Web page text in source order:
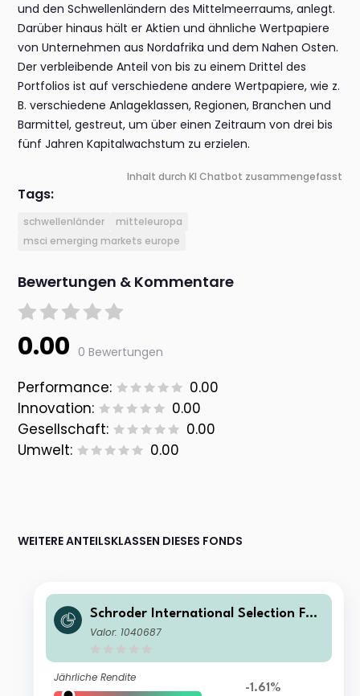
und den Schwellenländern des Mittelmeerraums, anlegt.
Darüber hinaus hält er Aktien und ähnliche Wertpapiere
von Unternehmen aus Nordafrika und dem Nahen Osten.
Der verbleibende Anteil von bis zu einem Drittel des
Portfolios ist auf verschiedene andere Wertpapiere, wie z.
B. verschiedene Anlageklassen, Regionen, Branchen und
Barmittel, gestreut, um über einen Zeitraum von drei bis
fünf Jahren Kapitalwachstum zu erzielen.
Inhalt durch KI Chatbot zusammengefasst
Tags:
schwellenländer
mitteleuropa
msci emerging markets europe
Bewertungen & Kommentare
0.00 0 Bewertungen
Performance:
0.00
Innovation:
0.00
Gesellschaft:
0.00
Umwelt:
0.00
WEITERE ANTEILSKLASSEN DIESES FONDS
Schroder International Selection Fun
d Emerging Europe C Distribution EU
Valor: 1040687
Jährliche Rendite
-1.61%